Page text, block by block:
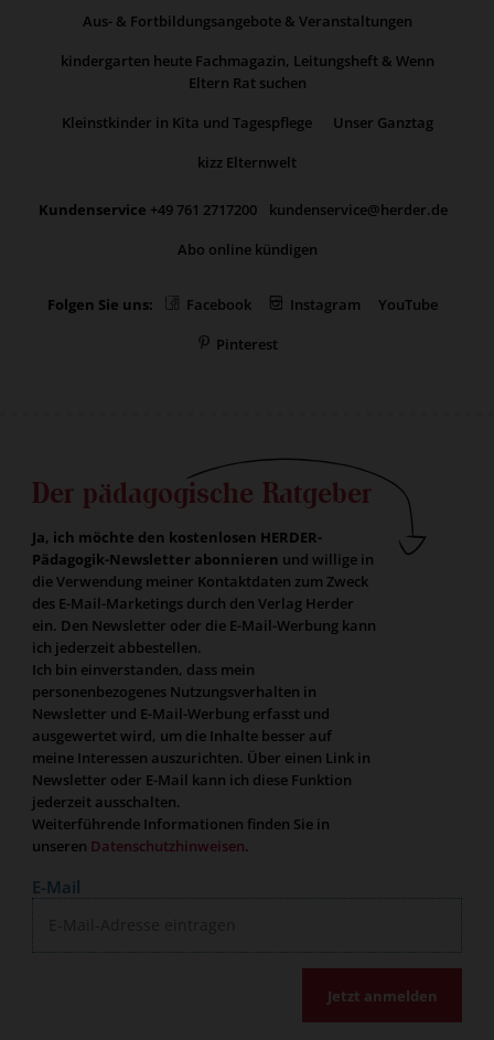
Aus- & Fortbildungsangebote & Veranstaltungen
kindergarten heute Fachmagazin, Leitungsheft & Wenn
Eltern Rat suchen
Kleinstkinder in Kita und Tagespflege
Unser Ganztag
kizz Elternwelt
Kundenservice +49 761 2717200
kundenservice@herder.de
Abo online kündigen
Folgen Sie uns: Facebook Instagram
YouTube
Pinterest
Der pädagogische Ratgeber
Ja, ich möchte den kostenlosen HERDER-
Pädagogik-Newsletter abonnieren und willige in
die Verwendung meiner Kontaktdaten zum Zweck
des E-Mail-Marketings durch den Verlag Herder
ein. Den Newsletter oder die E-Mail-Werbung kann
ich jederzeit abbestellen.
Ich bin einverstanden, dass mein
personenbezogenes Nutzungsverhalten in
Newsletter und E-Mail-Werbung erfasst und
ausgewertet wird, um die Inhalte besser auf
meine Interessen auszurichten. Über einen Link in
Newsletter oder E-Mail kann ich diese Funktion
jederzeit ausschalten.
Weiterführende Informationen finden Sie in
unseren Datenschutzhinweisen.
E-Mail
Jetzt anmelden